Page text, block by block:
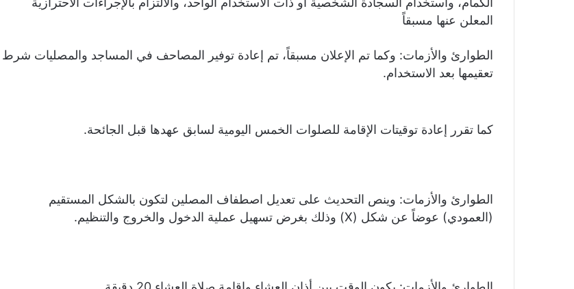
المعلن عنها مسبقاً
‏‎الطوارئ والأزمات: وكما تم الإعلان مسبقاً، تم إعادة توفير المصاحف في المساجد والمصليات شرط
تعقيمها بعد الاستخدام.
كما تقرر إعادة توقيتات الإقامة للصلوات الخمس اليومية لسابق عهدها قبل الجائحة.
‏‎الطوارئ والأزمات: وينص التحديث على تعديل اصطفاف المصلين لتكون بالشكل المستقيم
(العمودي) عوضاً عن شكل (X) وذلك بغرض تسهيل عملية الدخول والخروج والتنظيم.